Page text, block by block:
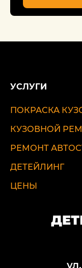
УСЛУГИ
ПОКРАСКА
КУЗОВНОЙ
РЕМОНТ
ДЕТЕЙЛИНГ
ЦЕНЫ